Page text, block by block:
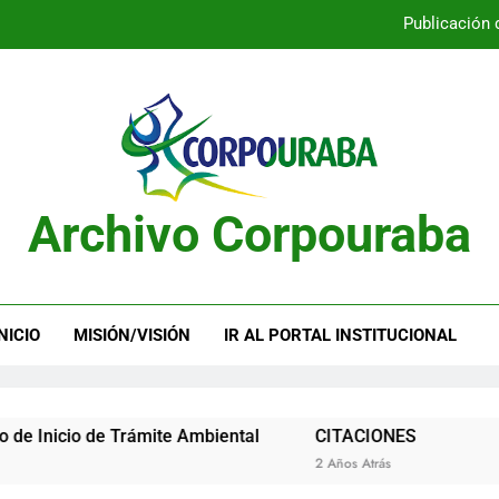
Publicación
Publicación
Archivo Corpouraba
INICIO MISIÓN/VISIÓN IR AL PORTAL INSTITUCIONAL
Trámite Ambiental CITACIONES